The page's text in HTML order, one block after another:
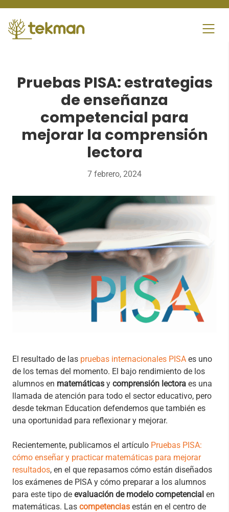
content
Pruebas PISA: estrategias
de enseñanza
competencial para
mejorar la comprensión
lectora
7 febrero, 2024
El resultado de las pruebas internacionales PISA es uno
de los temas del momento. El bajo rendimiento de los
alumnos en matemáticas y comprensión lectora es una
llamada de atención para todo el sector educativo, pero
desde tekman Education defendemos que también es
una oportunidad para reflexionar y mejorar.
Recientemente, publicamos el artículo Pruebas PISA:
cómo enseñar y practicar matemáticas para mejorar
resultados, en el que repasamos cómo están diseñados
los exámenes de PISA y cómo preparar a los alumnos
para este tipo de evaluación de modelo competencial en
matemáticas. Las competencias están en el centro de